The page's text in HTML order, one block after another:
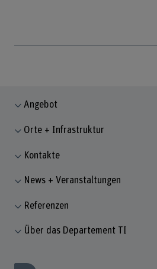
Angebot
Orte + Infrastruktur
Kontakte
News + Veranstaltungen
Referenzen
Über das Departement TI